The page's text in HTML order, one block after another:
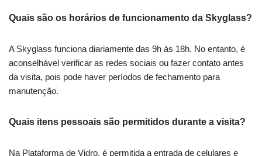
Quais são os horários de funcionamento da Skyglass?
A Skyglass funciona diariamente das 9h às 18h. No entanto, é
aconselhável verificar as redes sociais ou fazer contato antes
da visita, pois pode haver períodos de fechamento para
manutenção.
Quais itens pessoais são permitidos durante a visita?
Na Plataforma de Vidro, é permitida a entrada de celulares e